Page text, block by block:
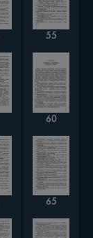
55
60
65